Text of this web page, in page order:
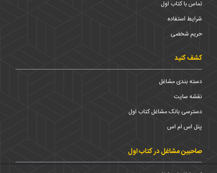
تماس با کتاب اول
شرایط استفاده
حریم شخضی
کشف کنید
دسته بندی مشاغل
نقشه سایت
دسترسی بانک مشاغل کتاب اول
پنل اس ام اس
صاحبین مشاغل در کتاب اول